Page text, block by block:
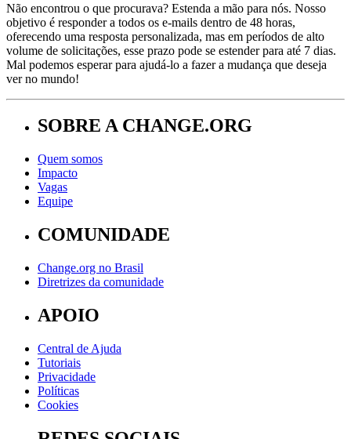
Não encontrou o que procurava? Estenda a mão para nós. Nosso
objetivo é responder a todos os e-mails dentro de 48 horas,
oferecendo uma resposta personalizada, mas em períodos de alto
volume de solicitações, esse prazo pode se estender para até 7 dias.
Mal podemos esperar para ajudá-lo a fazer a mudança que deseja
ver no mundo!
SOBRE A CHANGE.ORG
Quem somos
Impacto
Vagas
Equipe
COMUNIDADE
Change.org no Brasil
Diretrizes da comunidade
APOIO
Central de Ajuda
Tutoriais
Privacidade
Políticas
Cookies